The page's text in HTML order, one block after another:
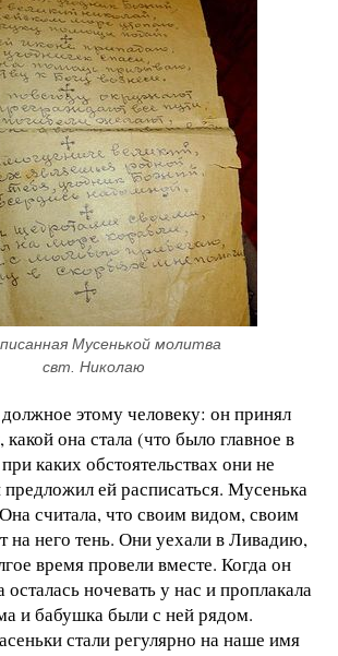
Мусенькой молитва
свт. Николаю
этому человеку: он принял
она стала (что было главное в
каких обстоятельствах они не
предложил ей расписаться. Мусенька
считала, что своим видом, своим
него тень. Они уехали в Ливадию,
время провели вместе. Когда он
ночевать у нас и проплакала
и бабушка были с ней рядом.
стали регулярно на наше имя